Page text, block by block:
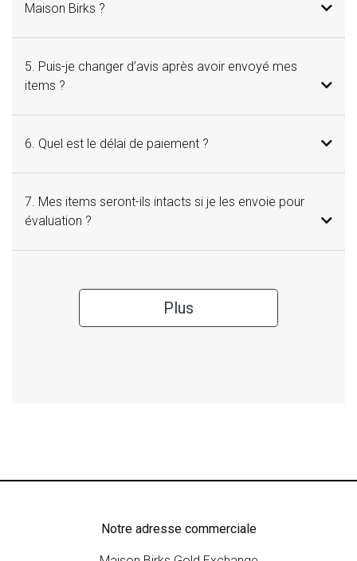
Maison Birks ?
5. Puis-je changer d’avis après avoir envoyé mes
items ?
6. Quel est le délai de paiement ?
7. Mes items seront-ils intacts si je les envoie pour
évaluation ?
Plus
Notre adresse commerciale